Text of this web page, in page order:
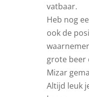
vatbaar.
Heb nog
ook de
grote beer
Mizar
Altijd leuk